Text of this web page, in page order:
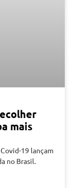
mais
19 lançam
no Brasil.